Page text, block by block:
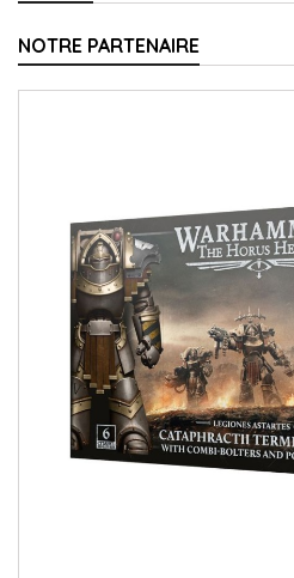
NOTRE PARTENAIRE